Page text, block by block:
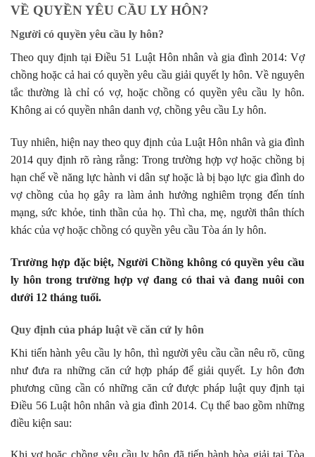
VỀ QUYỀN YÊU CẦU LY HÔN?
Người có quyền yêu cầu ly hôn?
Theo quy định tại Điều 51 Luật Hôn nhân và gia đình 2014: Vợ
chồng hoặc cả hai có quyền yêu cầu giải quyết ly hôn. Về nguyên
tắc thường là chỉ có vợ, hoặc chồng có quyền yêu cầu ly hôn.
Không ai có quyền nhân danh vợ, chồng yêu cầu Ly hôn.
Tuy nhiên, hiện nay theo quy định của Luật Hôn nhân và gia đình
2014 quy định rõ ràng rằng: Trong trường hợp vợ hoặc chồng bị
hạn chế về năng lực hành vi dân sự hoặc là bị bạo lực gia đình do
vợ chồng của họ gây ra làm ảnh hưởng nghiêm trọng đến tính
mạng, sức khỏe, tinh thần của họ. Thì cha, mẹ, người thân thích
khác của vợ hoặc chồng có quyền yêu cầu Tòa án ly hôn.
Trường hợp đặc biệt, Người Chồng không có quyền yêu cầu
ly hôn trong trường hợp vợ đang có thai và đang nuôi con
dưới 12 tháng tuổi.
Quy định của pháp luật về căn cứ ly hôn
Khi tiến hành yêu cầu ly hôn, thì người yêu cầu cần nêu rõ, cũng
như đưa ra những căn cứ hợp pháp để giải quyết. Ly hôn đơn
phương cũng cần có những căn cứ được pháp luật quy định tại
Điều 56 Luật hôn nhân và gia đình 2014. Cụ thể bao gồm những
điều kiện sau: